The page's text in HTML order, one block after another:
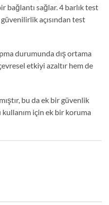
bağlantı sağlar. 4 barlık test
güvenilirlik açısından test
durumunda dış ortama
etkiyi azaltır hem de
bu da ek bir güvenlik
için ek bir koruma